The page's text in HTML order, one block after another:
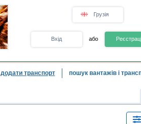
Грузія
Вхід або
додати транспорт пошук вантажів і